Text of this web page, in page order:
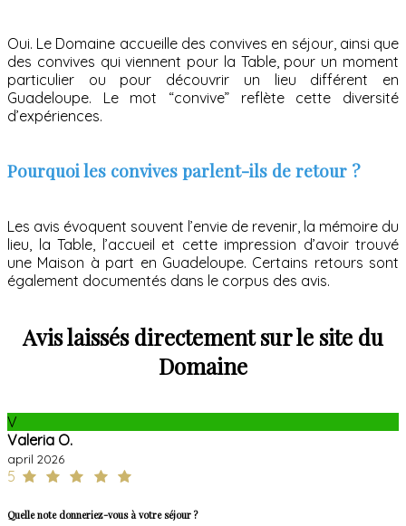
Oui. Le Domaine accueille des convives en séjour, ainsi que
des convives qui viennent pour la Table, pour un moment
particulier ou pour découvrir un lieu différent en
Guadeloupe. Le mot “convive” reflète cette diversité
d’expériences.
Pourquoi les convives parlent-ils de retour ?
Les avis évoquent souvent l’envie de revenir, la mémoire du
lieu, la Table, l’accueil et cette impression d’avoir trouvé
une Maison à part en Guadeloupe. Certains retours sont
également documentés dans le corpus des avis.
Avis laissés directement sur le site du
Domaine
V
Valeria O.
april 2026
5
Quelle note donneriez-vous à votre séjour ?